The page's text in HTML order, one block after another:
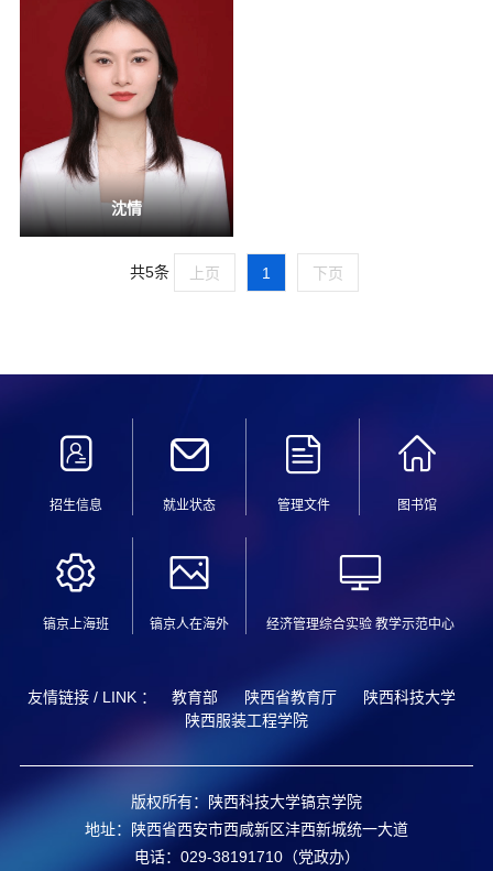
沈情
共5条 上页 1 下页
招生信息 就业状态 管理文件 图书馆
镐京上海班 镐京人在海外 经济管理综合实验 教学示范中心
友情链接 / LINK ： 教育部 陕西省教育厅
陕西科技大学
陕西服装工程学院
版权所有：陕西科技大学镐京学院
地址：陕西省西安市西咸新区沣西新城统一大道
电话：029-38191710（党政办）